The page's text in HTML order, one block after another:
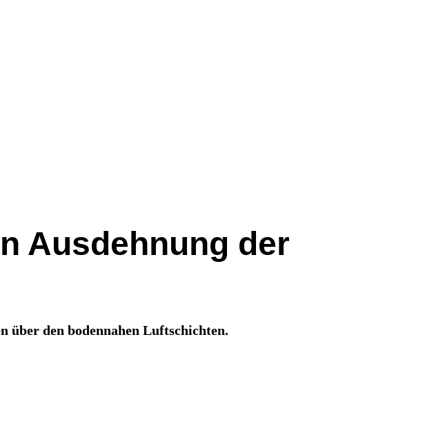
Ausdehnung der
über den bodennahen Luftschichten.